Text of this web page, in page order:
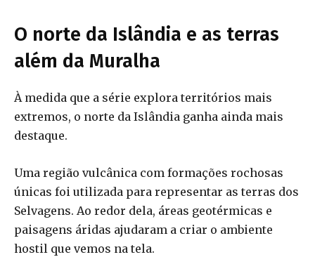
O norte da Islândia e as terras
além da Muralha
À medida que a série explora territórios mais
extremos, o norte da Islândia ganha ainda mais
destaque.
Uma região vulcânica com formações rochosas
únicas foi utilizada para representar as terras dos
Selvagens. Ao redor dela, áreas geotérmicas e
paisagens áridas ajudaram a criar o ambiente
hostil que vemos na tela.